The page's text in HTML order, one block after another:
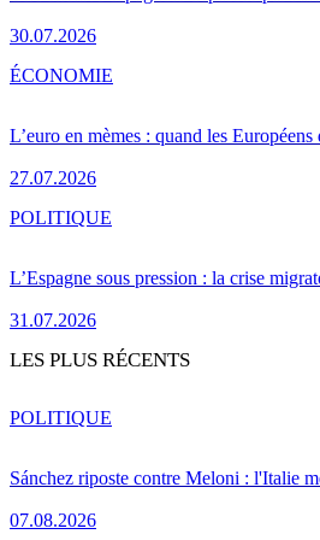
30.07.2026
L’euro en mèmes : quand les
27.07.2026
ÉCONOMIE
L’Espagne sous pression : la crise
31.07.2026
POLITIQUE
LES PLUS RÉCENTS
Sánchez riposte contre Meloni : l'Italie
07.08.2026
POLITIQUE